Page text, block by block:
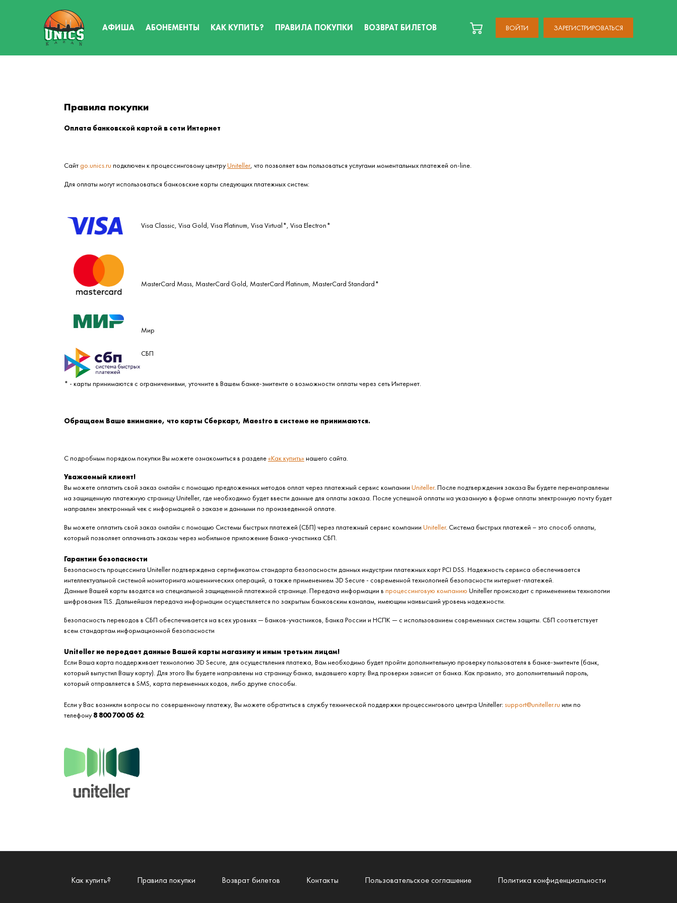
АФИША АБОНЕМЕНТЫ КАК КУПИТЬ? ПРАВИЛА ПОКУПКИ ВОЗВРАТ БИЛЕТОВ ВОЙТИ ЗАРЕГИСТРИРОВАТЬСЯ
Правила покупки
Оплата банковской картой в сети Интернет
Сайт go.unics.ru подключен к процессинговому центруUniteller, что позволяет вам пользоваться услугами моментальных платежей on-line.
Для оплаты могут использоваться банковские карты следующих платежных систем:
Visa Classic, Visa Gold, Visa Platinum, Visa Virtual*, Visa Electron*
MasterСard Mass, MasterСard Gold, MasterСard Platinum, MasterCard Standard*
Мир
СБП
* - карты принимаются с ограничениями, уточните в Вашем банке-эмитенте о возможности оплаты через сеть Интернет.
Обращаем Ваше внимание, что карты Сберкарт, Maestro в системе не принимаются.
С подробным порядком покупки Вы можете ознакомиться в разделе«Как купить»нашего сайта.
Уважаемый клиент!
Вы можете оплатить свой заказ онлайн с помощью предложенных методов оплат через платежный сервис компании Uniteller. После подтверждения заказа Вы будете перенаправлены
на защищенную платежную страницу Uniteller, где необходимо будет ввести данные для оплаты заказа. После успешной оплаты на указанную в форме оплаты электронную почту будет
направлен электронный чек с информацией о заказе и данными по произведенной оплате.
Вы можете оплатить свой заказ онлайн с помощью Системы быстрых платежей (СБП) через платежный сервис компании Uniteller. Система быстрых платежей – это способ оплаты,
который позволяет оплачивать заказы через мобильное приложение Банка-участника СБП.
Гарантии безопасности
Безопасность процессинга Uniteller подтверждена сертификатом стандарта безопасности данных индустрии платежных карт PCI DSS. Надежность сервиса обеспечивается
интеллектуальной системой мониторинга мошеннических операций, а также применением 3D Secure - современной технологией безопасности интернет-платежей.
Данные Вашей карты вводятся на специальной защищенной платежной странице. Передача информации в процессинговую компанию Uniteller происходит с применением технологии
шифрования TLS. Дальнейшая передача информации осуществляется по закрытым банковским каналам, имеющим наивысший уровень надежности.
Безопасность переводов в СБП обеспечивается на всех уровнях — Банков-участников, Банка России и НСПК — с использованием современных систем защиты. СБП соответствует
всем стандартам информационной безопасности
Uniteller не передает данные Вашей карты магазину и иным третьим лицам!
Если Ваша карта поддерживает технологию 3D Secure, для осуществления платежа, Вам необходимо будет пройти дополнительную проверку пользователя в банке-эмитенте (банк,
который выпустил Вашу карту). Для этого Вы будете направлены на страницу банка, выдавшего карту. Вид проверки зависит от банка. Как правило, это дополнительный пароль,
который отправляется в SMS, карта переменных кодов, либо другие способы.
Если у Вас возникли вопросы по совершенному платежу, Вы можете обратиться в службу технической поддержки процессингового центра Uniteller:support@uniteller.ru или по
телефону8 800 700 05 62.
Как купить? Правила покупки Возврат билетов Контакты Пользовательское соглашение Политика конфиденциальности